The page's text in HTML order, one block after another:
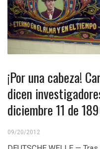
¡Por una cabeza!
dicen
diciembre 11 de
09/20/2012